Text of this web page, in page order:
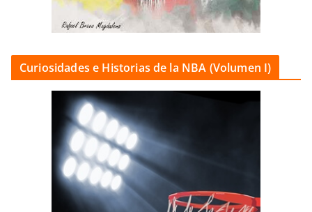
Curiosidades e Historias de la NBA (Volumen I)